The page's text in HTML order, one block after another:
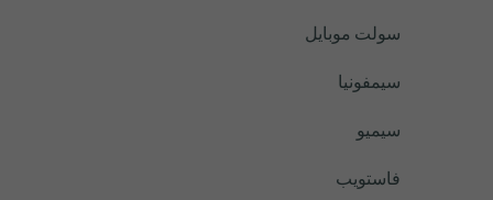
سولت موبايل
سيمفونيا
سيميو
فاستويب